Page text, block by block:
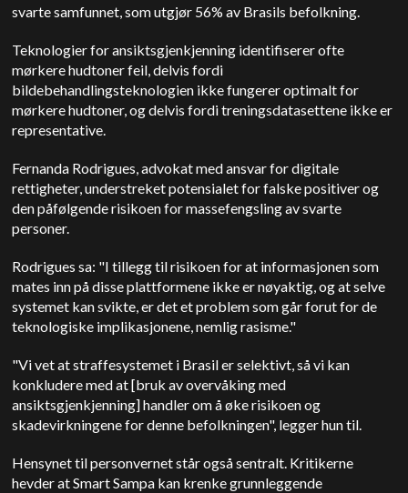
svarte samfunnet, som utgjør 56% av Brasils befolkning.
Teknologier for ansiktsgjenkjenning identifiserer ofte
mørkere hudtoner feil, delvis fordi
bildebehandlingsteknologien ikke fungerer optimalt for
mørkere hudtoner, og delvis fordi treningsdatasettene ikke er
representative.
Fernanda Rodrigues, advokat med ansvar for digitale
rettigheter, understreket potensialet for falske positiver og
den påfølgende risikoen for massefengsling av svarte
personer.
Rodrigues sa: "I tillegg til risikoen for at informasjonen som
mates inn på disse plattformene ikke er nøyaktig, og at selve
systemet kan svikte, er det et problem som går forut for de
teknologiske implikasjonene, nemlig rasisme."
"Vi vet at straffesystemet i Brasil er selektivt, så vi kan
konkludere med at [bruk av overvåking med
ansiktsgjenkjenning] handler om å øke risikoen og
skadevirkningene for denne befolkningen", legger hun til.
Hensynet til personvernet står også sentralt. Kritikerne
hevder at Smart Sampa kan krenke grunnleggende